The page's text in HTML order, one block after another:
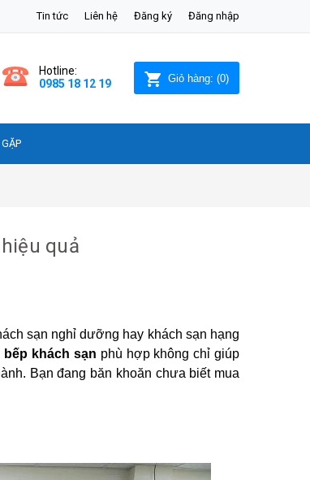
Tin tức Liên hệ Đăng ký Đăng nhập
Hotline:
0985 18 12 19
Giỏ hàng: (0)
quả
sạn nghỉ dưỡng hay khách sạn hạng
khách sạn phù hợp không chỉ giúp
Bạn đang băn khoăn chưa biết mua